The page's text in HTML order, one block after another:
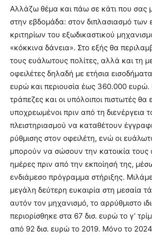
Αλλάζω θέμα και πάω σε κάτι που σας
στην εβδομάδα: στον διπλασιασμό των
κριτηρίων του εξωδικαστικού
«κόκκινα δάνεια». Στο εξής θα
τους ευάλωτους πολίτες, αλλά και τη
οφειλέτες δηλαδή με ετήσια
ευρώ και περιουσία έως 360.000 ευρώ.
τράπεζες και οι υπόλοιποι πιστωτές θα
υποχρεωμένοι πριν από τη διενέργεια
πλειστηριασµού να καταθέτουν
ρύθµισης στον οφειλέτη, ενώ οι
μπορούν να σώσουν την κατοικία τους
ημέρες πριν από την εκποίησή της,
ενδιάμεσο πρόγραμμα στήριξης.
μεγάλη δεύτερη ευκαιρία στη μεσαία
αυτόν τον μηχανισμό, το αρρύθμιστο
περιορίσθηκε στα 67 δισ. ευρώ το γ’
από 92 δισ. ευρώ το 2019. Μόνο το 2024